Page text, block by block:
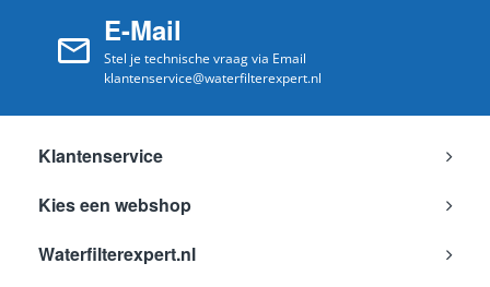
E-Mail
Stel je technische vraag via Email
klantenservice@waterfilterexpert.nl
Klantenservice
Kies een webshop
Waterfilterexpert.nl